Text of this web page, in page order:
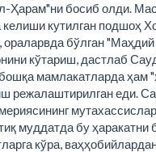
Ҳарам"ни босиб олди.
келиши кутилган подшоҳ
бўлган "Маҳдий
кўтариш, дастлаб
мамлакатларда ҳам
режалаштирилган еди.
муддатда бу ҳаракатни
кўра,